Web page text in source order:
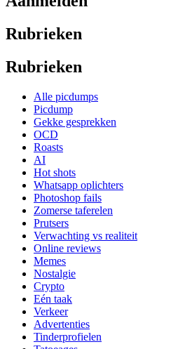
Rubrieken
Rubrieken
Alle picdumps
Picdump
Gekke gesprekken
OCD
Roasts
AI
Hot shots
Whatsapp oplichters
Photoshop fails
Zomerse taferelen
Prutsers
Verwachting vs realiteit
Online reviews
Memes
Nostalgie
Crypto
Eén taak
Verkeer
Advertenties
Tinderprofielen